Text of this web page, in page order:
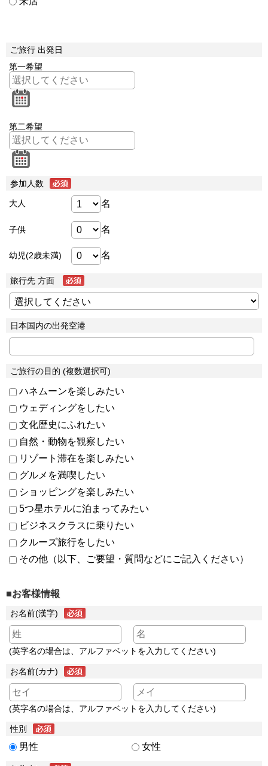
ご旅行 出発日
第一希望
第二希望
参加人数
大人 名
子供 名
幼児(2歳未満) 名
旅行先 方面
日本国内の出発空港
ご旅行の目的 (複数選択可)
ハネムーンを楽しみたい
ウェディングをしたい
文化歴史にふれたい
自然・動物を観察したい
リゾート滞在を楽しみたい
グルメを満喫したい
ショッピングを楽しみたい
5つ星ホテルに泊まってみたい
ビジネスクラスに乗りたい
クルーズ旅行をしたい
その他（以下、ご要望・質問などにご記入ください）
■お客様情報
お名前(漢字)
(英字名の場合は、アルファベットを入力してください)
お名前(カナ)
(英字名の場合は、アルファベットを入力してください)
性別
男性 女性